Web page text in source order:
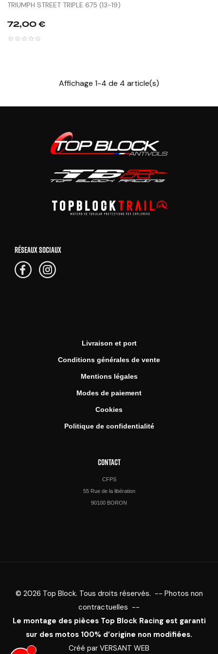
TRIUMPH STREET TRIPLE 675 (13-19)
Prix
72,00 €
Affichage 1-4 de 4 article(s)
RÉSEAUX SOCIAUX
Livraison et port
Conditions générales de vente
Mentions légales
Modes de paiement
Cookies
Politique de confidentialité
CONTACT
CFPS
55 Rue de la libération
90100 BORON
© 2026 Top Block. Tous droits réservés. -- Photos non
contractuelles --
Le montage des pièces Top Block Racing est garanti
sur des motos 100% d’origine non modifiées.
Créé par VERSANT WEB